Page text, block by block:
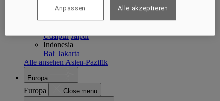
Philippines
Manila
Udaipur Jaipur
Indonesia
Bali Jakarta
Alle ansehen Asien-Pazifik
Europa
Europa Close menu
Anpassen Alle akzeptieren